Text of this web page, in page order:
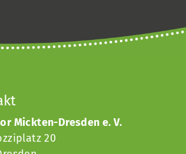
Mickten-Dresden e. V.
20